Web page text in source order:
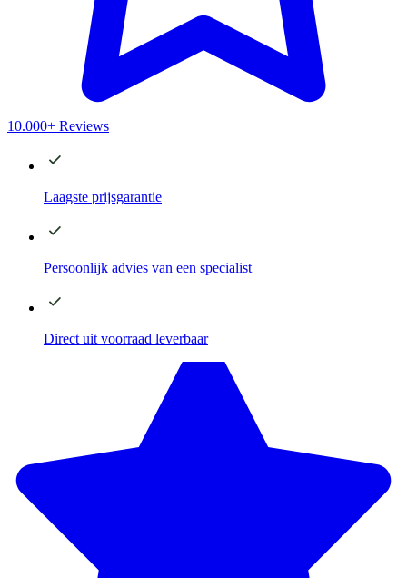
10.000+ Reviews
Laagste prijsgarantie
Persoonlijk advies van een specialist
Direct uit voorraad leverbaar